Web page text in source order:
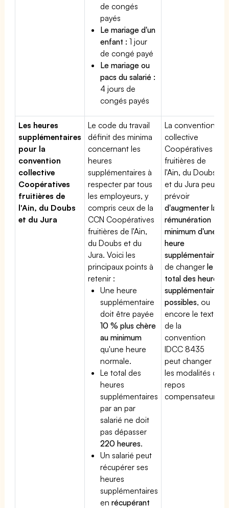
de congés
payés
Le mariage d'un
enfant : 1 jour
de congé payé
Le mariage ou
pacs du salarié :
4 jours de
congés payés
Les heures
supplémentaires
pour la
convention
collective
Coopératives
fruitières de
l'Ain, du Doubs
et du Jura
Le code du travail
définit des minima
concernant les
heures
supplémentaires à
respecter par tous
les employeurs, y
compris ceux de la
CCN Coopératives
fruitières de l'Ain,
du Doubs et du
Jura. Voici les
principaux points à
retenir :
Une heure
supplémentaire
doit être payée
10 % plus chère
au minimum
qu'une heure
normale.
Le total des
heures
supplémentaires
par an par
salarié ne doit
pas dépasser
220 heures.
Un salarié peut
récupérer ses
heures
supplémentaires
enrécupérant
La convention
collective
Coopératives
fruitières de
l'Ain, du Doubs
et du Jura peut
prévoir
d'augmenter la
rémunération
minimum d'une
heure
supplémentaire
de changerle
total des heures
supplémentaires
possibles, ou
encore le texte
de la
convention
IDCC 8435
peut changer
les modalités du
repos
compensateur.